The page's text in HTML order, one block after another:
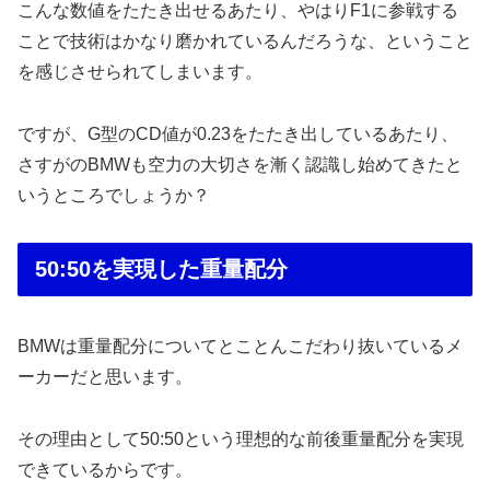
こんな数値をたたき出せるあたり、やはりF1に参戦する
ことで技術はかなり磨かれているんだろうな、ということ
を感じさせられてしまいます。
ですが、G型のCD値が0.23をたたき出しているあたり、
さすがのBMWも空力の大切さを漸く認識し始めてきたと
いうところでしょうか？
50:50を実現した重量配分
BMWは重量配分についてとことんこだわり抜いているメ
ーカーだと思います。
その理由として50:50という理想的な前後重量配分を実現
できているからです。